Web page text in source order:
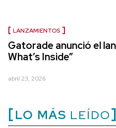
LANZAMIENTOS
Gatorade anunció el
What’s Inside”
abril 23, 2026
LO MÁS LEÍDO